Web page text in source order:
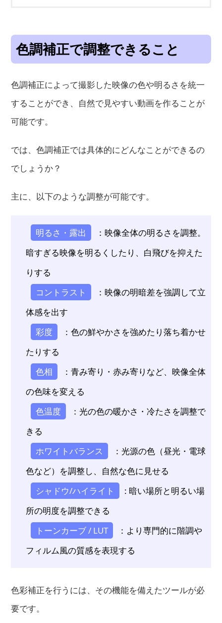
色調補正で調整できること
色調補正によって撮影した映像の色や明るさを統一
することができ、自然で見やすい動画を作ることが
可能です。
では、色調補正では具体的にどんなことができるの
でしょうか？
主に、以下のような調整が可能です。
明るさ・露出
：映像全体の明るさを調整。
暗すぎる映像を明るくしたり、白飛びを抑えた
りする
コントラスト
：映像の明暗差を強調して立
体感を出す
彩度
：色の鮮やかさを強めたり落ち着かせ
たりする
色相
：青み寄り・赤み寄りなど、映像全体
の色味を変える
色温度
：光の色の暖かさ・冷たさを調整で
きる
ホワイトバランス
：光源の色（昼光・電球
色など）を調整し、自然な色に見せる
シャドウ/ハイライト
: 暗い場所と明るい場
所の明度を調整できる
トーンカーブ / LUT
：より専門的に階調や
フィルム風の質感を表現する
色彩補正を行うには、その機能を備えたツールが必
要です。